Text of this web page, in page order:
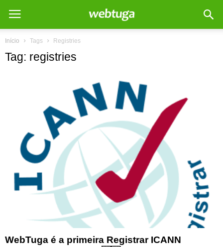
Início Tags Registries
Tag: registries
WebTuga é a primeira Registrar ICANN